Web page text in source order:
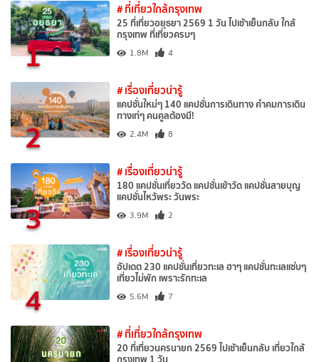
1
# ที่เที่ยวใกล้กรุงเทพ
25 ที่เที่ยวอยุธยา 2569 1 วัน ไปเช้าเย็นกลับ ใกล้
กรุงเทพ ที่เที่ยวครบๆ
1.8M 4
2
# เรื่องเที่ยวน่ารู้
แคปชั่นใหม่ๆ 140 แคปชั่นการเดินทาง คำคมการเดิน
ทางเท่ๆ คนคูลต้องมี!
2.4M 8
3
# เรื่องเที่ยวน่ารู้
180 แคปชั่นเที่ยววัด แคปชั่นเข้าวัด แคปชั่นสายบุญ
แคปชั่นไหว้พระ วันพระ
3.9M 2
4
# เรื่องเที่ยวน่ารู้
อัปเดต 230 แคปชั่นเที่ยวทะเล ฮาๆ แคปชั่นทะเลแซ่บๆ
เที่ยวไม่พัก เพราะรักทะเล
5.6M 7
# ที่เที่ยวใกล้กรุงเทพ
20 ที่เที่ยวนครนายก 2569 ไปเช้าเย็นกลับ เที่ยวใกล้